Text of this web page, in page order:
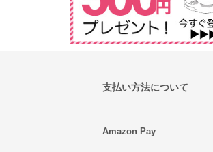
支払い方法について
Amazon Pay